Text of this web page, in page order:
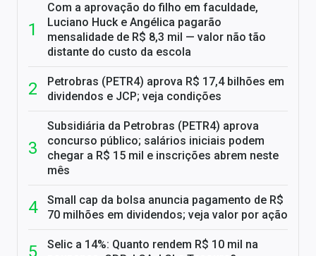
Com a aprovação do filho em faculdade,
Luciano Huck e Angélica pagarão
mensalidade de R$ 8,3 mil — valor não tão
distante do custo da escola
Petrobras (PETR4) aprova R$ 17,4 bilhões em
dividendos e JCP; veja condições
Subsidiária da Petrobras (PETR4) aprova
concurso público; salários iniciais podem
chegar a R$ 15 mil e inscrições abrem neste
mês
Small cap da bolsa anuncia pagamento de R$
70 milhões em dividendos; veja valor por ação
Selic a 14%: Quanto rendem R$ 10 mil na